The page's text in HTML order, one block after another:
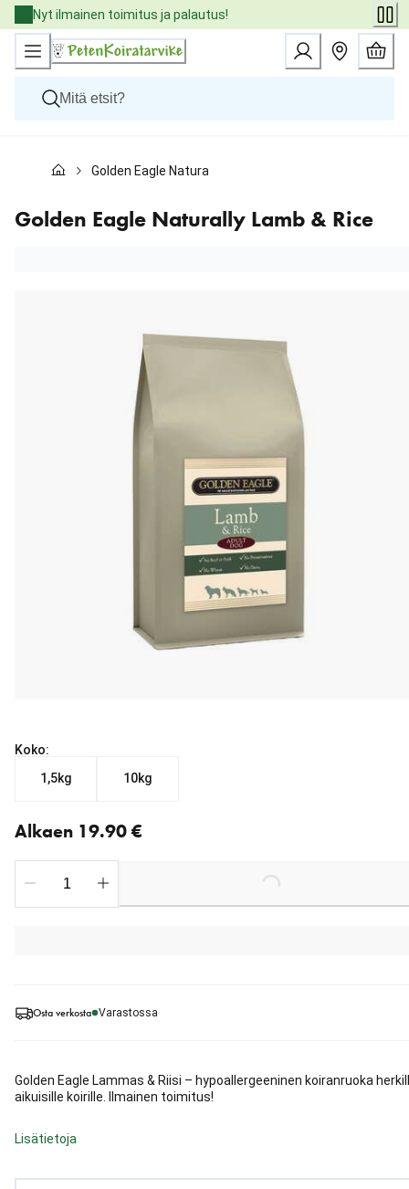
Skip
to
Content
Nyt ilmainen toimitus ja palautus!
Kissat
Eläinlääkäriruoat
Tuotemerkit
Golden Eagle Naturally Lamb & Rice
Golden Eagle Naturally Lamb & Rice
Osta verkosta Varastossa
Golden Eagle Lammas & Riisi – hypoallergeeninen koiranruoka
aikuisille koirille. Ilmainen toimitus!
Lisätietoja
Koko:
1,5kg
10kg
Alkaen 19.90 €
Loading...